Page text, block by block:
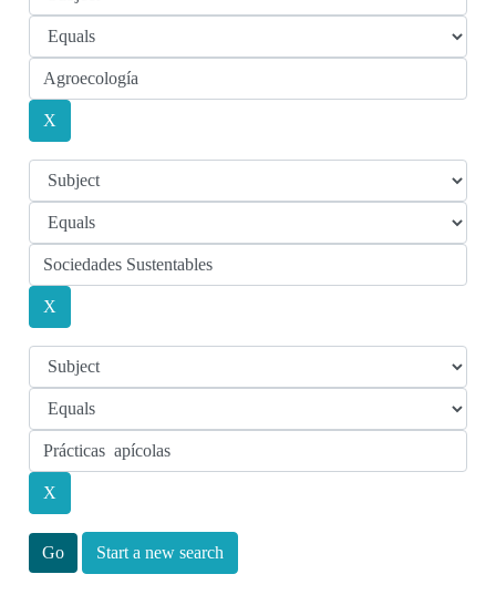
Start a new search